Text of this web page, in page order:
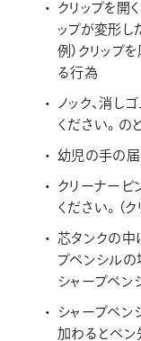
クリップを開
ップが変形し
例）クリップ
る行為
ノック、消し
ください。の
幼児の手の届
クリーナー
ください。（
芯タンクの中
プペンシル
シャープペン
シャープペン
加わるとペン